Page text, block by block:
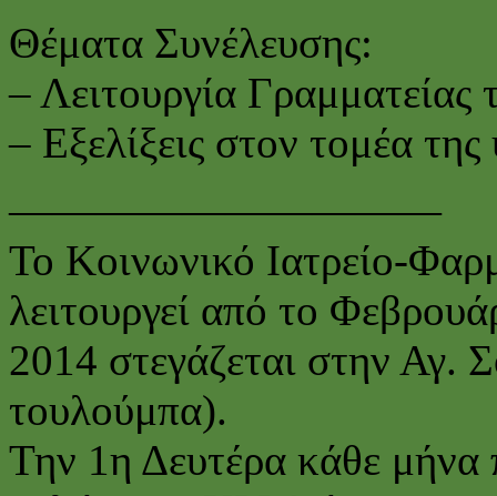
Θέματα Συνέλευσης:
– Λειτουργία
– Εξελίξεις στον τομέα της
——————————
Το Κοινωνικό Ιατρείο-
λειτουργεί από το
2014 στεγάζεται στην Αγ.
τουλούμπα).
Την 1η Δευτέρα κάθε μήνα